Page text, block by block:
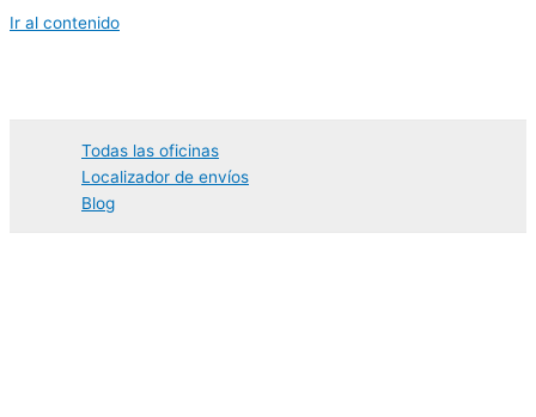
Ir al contenido
Todas las oficinas
Localizador de envíos
Blog